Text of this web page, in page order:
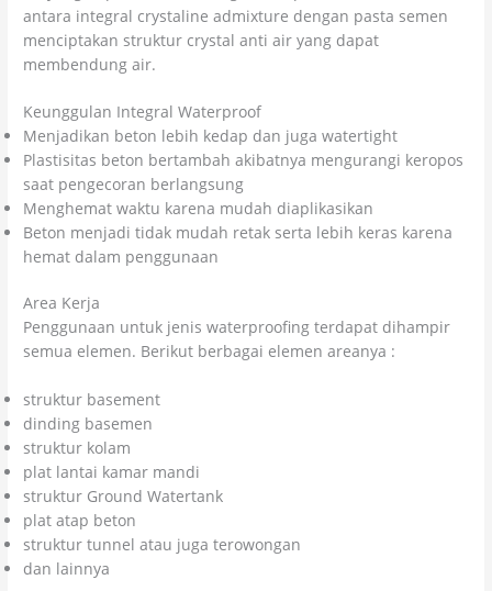
antara integral crystaline admixture dengan pasta semen
menciptakan struktur crystal anti air yang dapat
membendung air.
Keunggulan Integral Waterproof
Menjadikan beton lebih kedap dan juga watertight
Plastisitas beton bertambah akibatnya mengurangi keropos
saat pengecoran berlangsung
Menghemat waktu karena mudah diaplikasikan
Beton menjadi tidak mudah retak serta lebih keras karena
hemat dalam penggunaan
Area Kerja
Penggunaan untuk jenis waterproofing terdapat dihampir
semua elemen. Berikut berbagai elemen areanya :
struktur basement
dinding basemen
struktur kolam
plat lantai kamar mandi
struktur Ground Watertank
plat atap beton
struktur tunnel atau juga terowongan
dan lainnya